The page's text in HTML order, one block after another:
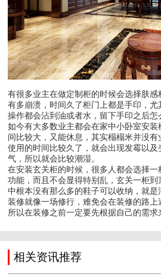
有很多业主在做定制柜的时候会选择肤
有多崩溃，时间久了柜门上都是手印，
操作都会沾到油或者水，留下手印之后怎
如今有大多数业主都会在家中小卧室安
间比较大，又能休息，其实榻榻米并没
使用的时间比较久了，就会出现发霉以
气，所以就会比较潮湿。
在安装玄关柜的时候，很多人都会选择
功能，而且不会显得特别乱，玄关一柜
中根本没有那么多的鞋子可以收纳，就是
装修就像一场修行，难免会在装修的路上
所以在装修之前一定要先根据自己的需求
相关资讯推荐